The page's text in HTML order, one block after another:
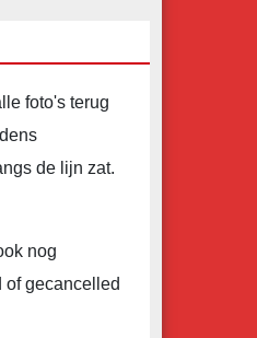
foto's terug
de lijn zat.
nog
of gecancelled